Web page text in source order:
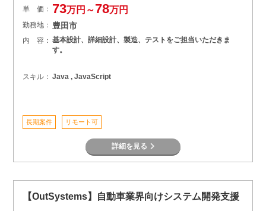
単 価： 73万円～78万円
勤務地： 豊田市
内 容： 基本設計、詳細設計、製造、テストをご担当いただきま
す。
スキル： Java , JavaScript
長期案件 リモート可
詳細を見る
【OutSystems】自動車業界向けシステム開発支援